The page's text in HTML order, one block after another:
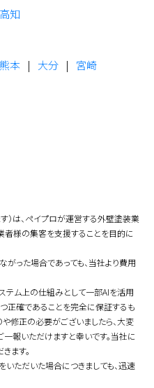
高知
熊本 大分
宮崎
）は、ペイプロが運営する外壁塗装業
者様の集客を支援することを目的に
った場合であっても、当社より費用
テム上の仕組みとして一部AIを活用
正確であることを完全に保証するも
修正の必要がございましたら、大変
報いただけますと幸いです。当社に
ます。
ただいた場合につきましても、迅速